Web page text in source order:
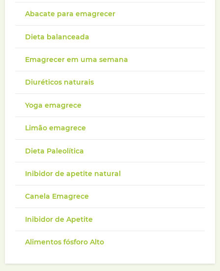
Abacate para emagrecer
Dieta balanceada
Emagrecer em uma semana
Diuréticos naturais
Yoga emagrece
Limão emagrece
Dieta Paleolítica
Inibidor de apetite natural
Canela Emagrece
Inibidor de Apetite
Alimentos fósforo Alto